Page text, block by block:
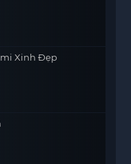
Xinh Đẹp